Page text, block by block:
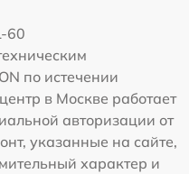
60
по истечении
в Москве работает
авторизации от
указанные на сайте,
характер и